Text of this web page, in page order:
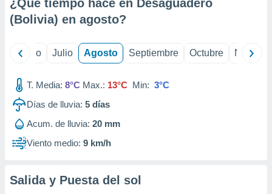
e
publicidad
publicidad
de
¿Qué tiempo hace en Desaguadero
(Bolivia) en agosto?
Junio Julio Agosto Septiembre Octubre
T. Media: 8°C Max.: 13°C Min: 3°C
Días de lluvia: 5 días
Acum. de lluvia: 20 mm
Viento medio: 9 km/h
Salida y Puesta del sol